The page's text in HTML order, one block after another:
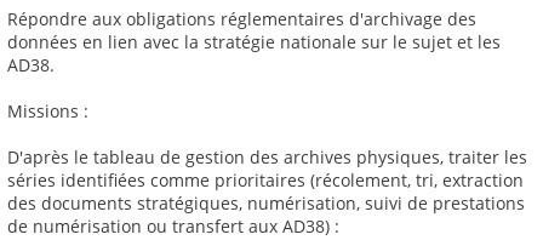
Répondre aux obligations réglementaires d'archivage des
données en lien avec la stratégie nationale sur le sujet et les
AD38.
Missions :
D'après le tableau de gestion des archives physiques, traiter les
séries identifiées comme prioritaires (récolement, tri, extraction
des documents stratégiques, numérisation, suivi de prestations
de numérisation ou transfert aux AD38) :